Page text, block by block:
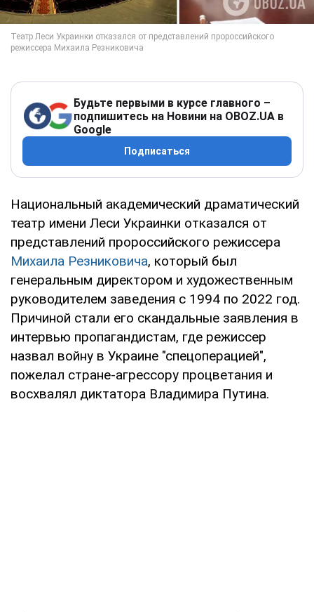
Будьте первыми в курсе главного –
подпишитесь на Новини на OBOZ.UA в
Google
Подписаться
Национальный академический драматический
театр имени Леси Украинки отказался от
представлений пророссийского режиссера
Михаила Резниковича, который был
генеральным директором и художественным
руководителем заведения с 1994 по 2022 год.
Причиной стали его скандальные заявления в
интервью пропагандистам, где режиссер
назвал войну в Украине "спецоперацией",
пожелал стране-агрессору процветания и
восхвалял диктатора Владимира Путина.